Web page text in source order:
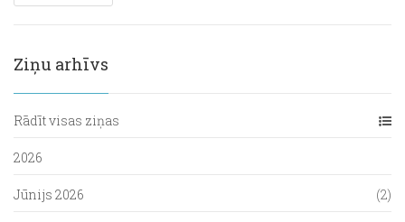
Ziņu arhīvs
Rādīt visas ziņas
2026
Jūnijs 2026 (2)